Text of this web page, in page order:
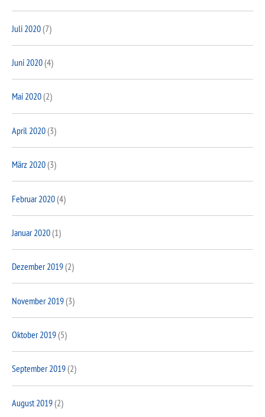
Juli 2020(7)
Juni 2020(4)
Mai 2020(2)
April 2020(3)
März 2020(3)
Februar 2020(4)
Januar 2020(1)
Dezember 2019(2)
November 2019(3)
Oktober 2019(5)
September 2019(2)
August 2019(2)